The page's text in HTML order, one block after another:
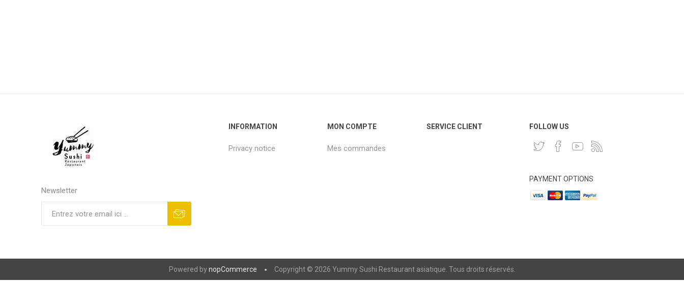
Newsletter
INFORMATION
Privacy notice
MON COMPTE
Mes commandes
SERVICE CLIENT FOLLOW US
PAYMENT OPTIONS
Powered bynopCommerce Copyright © 2026 Yummy Sushi Restaurant asiatique. Tous droits réservés.